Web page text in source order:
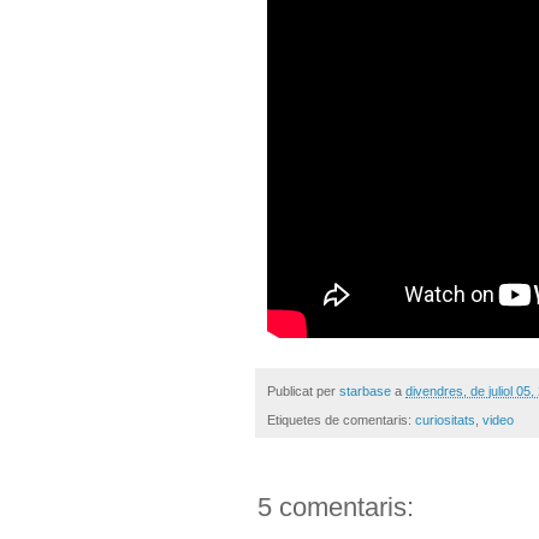
Publicat per starbase a divendres, de juliol 05,
Etiquetes de comentaris: curiositats video
5 comentaris: